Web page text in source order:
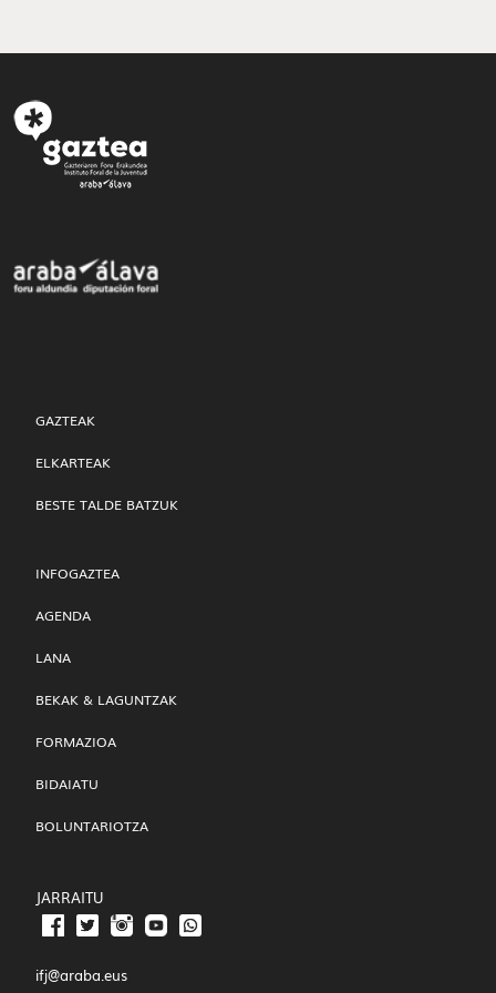
GAZTEAK
ELKARTEAK
BESTE TALDE BATZUK
INFOGAZTEA
AGENDA
LANA
BEKAK & LAGUNTZAK
FORMAZIOA
BIDAIATU
BOLUNTARIOTZA
JARRAITU
ifj@araba.eus